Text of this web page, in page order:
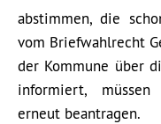
abstimmen, die
vom Briefwahlrecht
der Kommune über
informiert,
erneut beantragen.